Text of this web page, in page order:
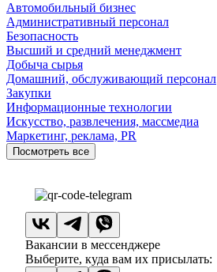
Автомобильный бизнес
Административный персонал
Безопасность
Высший и средний менеджмент
Добыча сырья
Домашний, обслуживающий персонал
Закупки
Информационные технологии
Искусство, развлечения, массмедиа
Маркетинг, реклама, PR
Посмотреть все
Вакансии в мессенджере
Выберите, куда вам их присылать: